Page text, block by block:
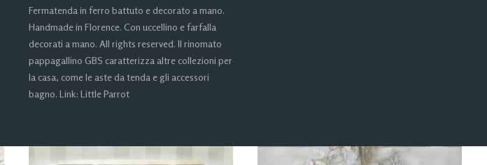
Fermatenda in ferro battuto e decorato a mano.
Handmade in Florence. Con uccellino e farfalla
decorati a mano. All rights reserved. Il rinomato
pappagallino GBS caratterizza altre collezioni per
la casa, come le aste da tenda e gli accessori
bagno. Link: Little Parrot